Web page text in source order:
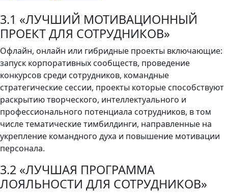
3.1 «ЛУЧШИЙ МОТИВАЦИОННЫЙ
ПРОЕКТ ДЛЯ СОТРУДНИКОВ»
Офлайн, онлайн или гибридные проекты включающие:
запуск корпоративных сообществ, проведение
конкурсов среди сотрудников, командные
стратегические сессии, проекты которые способствуют
раскрытию творческого, интеллектуального и
профессионального потенциала сотрудников, в том
числе тематические тимбилдинги, направленные на
укрепление командного духа и повышение мотивации
персонала.
3.2 «ЛУЧШАЯ ПРОГРАММА
ЛОЯЛЬНОСТИ ДЛЯ СОТРУДНИКОВ»